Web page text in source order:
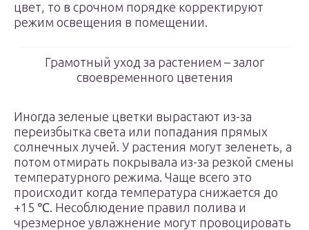
цвет, то в срочном порядке корректируют
режим освещения в помещении.
Грамотный уход за растением – залог
своевременного цветения
Иногда зеленые цветки вырастают из-за
переизбытка света или попадания прямых
солнечных лучей. У растения могут зеленеть, а
потом отмирать покрывала из-за резкой смены
температурного режима. Чаще всего это
происходит когда температура снижается до
+15 ℃. Несоблюдение правил полива и
чрезмерное увлажнение могут провоцировать